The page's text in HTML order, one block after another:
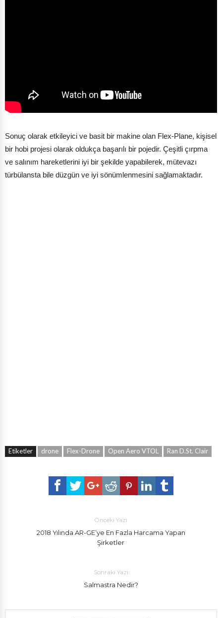
Sonuç olarak etkileyici ve basit bir makine olan Flex-Plane, kişisel
bir hobi projesi olarak oldukça başarılı bir pojedir. Çeşitli çırpma
ve salınım hareketlerini iyi bir şekilde yapabilerek, mütevazı
türbülansta bile düzgün ve iyi sönümlenmesini sağlamaktadır.
Etiketler drone Flex-Drone Open Aero VTOL Ran D.St. Clair
Önceki Yazı
2018 Yılında AR-GE’ye En Fazla Harcama Yapan
Şirketler
Sonraki Yazı
Salmastra Nedir?